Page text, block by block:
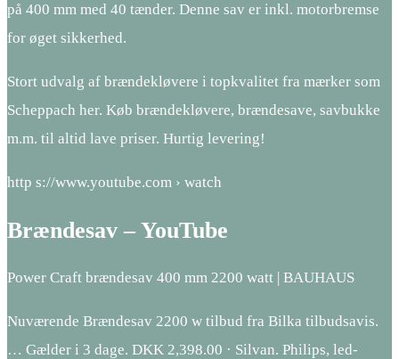
på 400 mm med 40 tænder. Denne sav er inkl. motorbremse
for øget sikkerhed.
Stort udvalg af brændekløvere i topkvalitet fra mærker som
Scheppach her. Køb brændekløvere, brændesave, savbukke
m.m. til altid lave priser. Hurtig levering!
http s://www.youtube.com › watch
Brændesav – YouTube
Power Craft brændesav 400 mm 2200 watt | BAUHAUS
Nuværende Brændesav 2200 w tilbud fra Bilka tilbudsavis.
… Gælder i 3 dage. DKK 2,398.00 · Silvan. Philips, led-